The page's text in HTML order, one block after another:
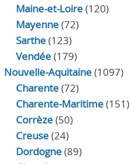
Maine-et-Loire(120)
Mayenne(72)
Sarthe(123)
Vendée(179)
Nouvelle-Aquitaine(1097)
Charente(72)
Charente-Maritime(151)
Corrèze(50)
Creuse(24)
Dordogne(89)